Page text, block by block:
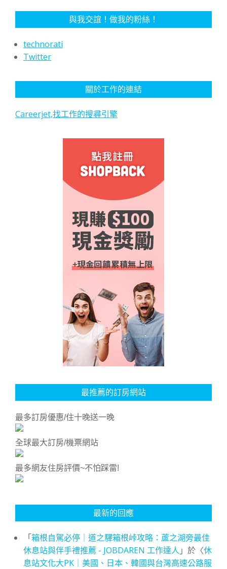
與我交誼！做我的粉絲！
technorati
Twitter
關於工作的連結
Careerjet,找工作的搜尋引擎
最推薦的訂房網站
最多訂房優惠/住十晚送一晚
全球最大訂房/機票網站
最多網友住房評價~不怕踩雷!
最新的回應
「箱根自駕必停｜道之驛箱根峠攻略：蘆之湖旁最佳
休息站與伴手禮推薦 - JOBDAREN 工作達人 」於〈休
息站文化大PK｜美國、日本、韓國與台灣高速公路服